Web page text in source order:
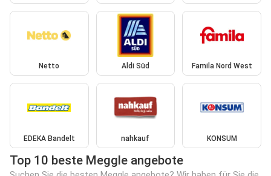
Netto Aldi Süd Famila Nord West
EDEKA Bandelt nahkauf KONSUM
Top 10 beste Meggle angebote